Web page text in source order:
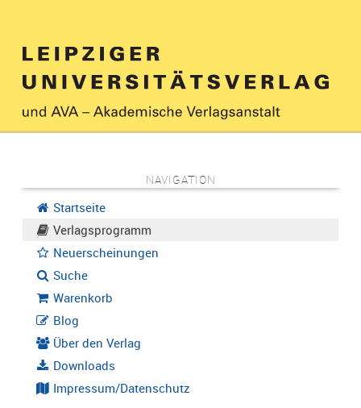
NAVIGATION
Startseite
Verlagsprogramm
Neuerscheinungen
Suche
Warenkorb
Blog
Über den Verlag
Downloads
Impressum/Datenschutz